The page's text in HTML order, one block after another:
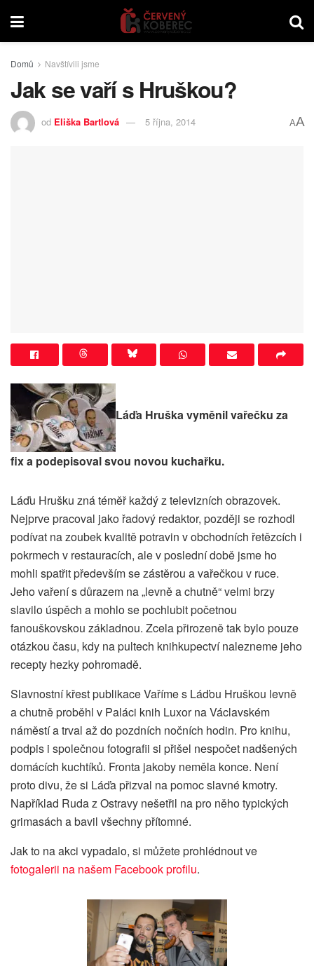
Domů Navštívili jsme
Jak se vaří s Hruškou?
od Eliška Bartlová 5 října, 2014 AA
Láďa Hruška vyměnil vařečku za
fix a podepisoval svou novou kuchařku.
Láďu Hrušku zná téměř každý z televizních obrazovek.
Nejprve pracoval jako řadový redaktor, později se rozhodl
podívat na zoubek kvalitě potravin v obchodních řetězcích i
pokrmech v restauracích, ale v poslední době jsme ho
mohli spatřit především se zástěrou a vařečkou v ruce.
Jeho vaření s důrazem na „levně a chutně“ velmi brzy
slavilo úspěch a mohlo se pochlubit početnou
fanouškovskou základnou. Zcela přirozeně tak bylo pouze
otázkou času, kdy na pultech knihkupectví nalezneme jeho
recepty hezky pohromadě.
Slavnostní křest publikace Vaříme s Láďou Hruškou levně
a chutně proběhl v Paláci knih Luxor na Václavském
náměstí a trval až do pozdních nočních hodin. Pro knihu,
podpis i společnou fotografii si přišel nespočet nadšených
domácích kuchtíků. Fronta jakoby neměla konce. Není
proto divu, že si Láďa přizval na pomoc slavné kmotry.
Například Ruda z Ostravy nešetřil na pro něho typických
grimasách a bavil všechny přítomné.
Jak to na akci vypadalo, si můžete prohlédnout ve
fotogalerii na našem Facebook profilu.